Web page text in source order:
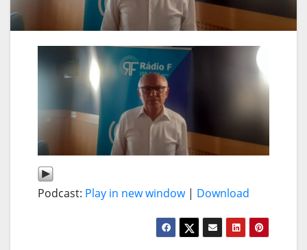
Podcast: Play in new window| Download